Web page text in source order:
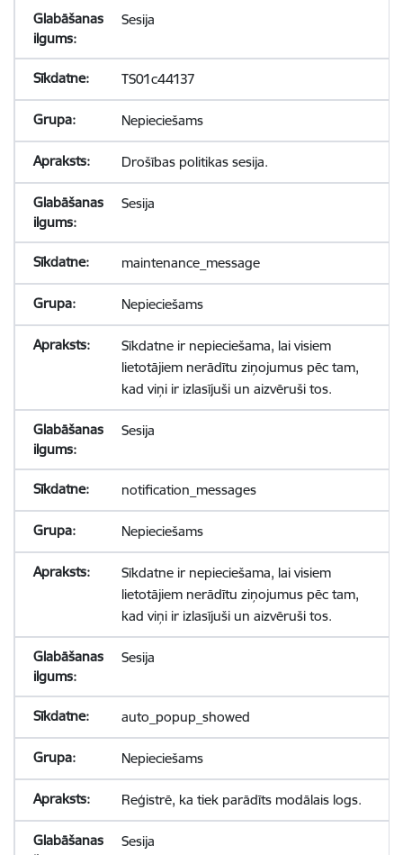
Sesija
TS01c44137
Nepieciešams
Drošības politikas sesija.
Sesija
maintenance_message
Nepieciešams
Sīkdatne ir nepieciešama, lai visiem
lietotājiem nerādītu ziņojumus pēc tam,
kad viņi ir izlasījuši un aizvēruši tos.
Sesija
notification_messages
Nepieciešams
Sīkdatne ir nepieciešama, lai visiem
lietotājiem nerādītu ziņojumus pēc tam,
kad viņi ir izlasījuši un aizvēruši tos.
Sesija
auto_popup_showed
Nepieciešams
Reģistrē, ka tiek parādīts modālais logs.
Sesija